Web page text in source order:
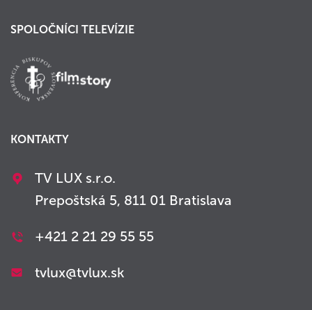
SPOLOČNÍCI TELEVÍZIE
KONTAKTY
TV LUX s.r.o.
Prepoštská 5, 811 01 Bratislava
+421 2 21 29 55 55
tvlux@tvlux.sk